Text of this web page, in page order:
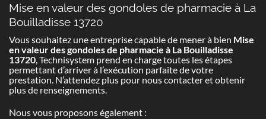
Mise en valeur des gondoles de pharmacie à La
Bouilladisse 13720
Vous souhaitez une entreprise capable de mener à bien Mise
en valeur des gondoles de pharmacie à La Bouilladisse
13720, Technisystem prend en charge toutes les étapes
permettant d’arriver à l’exécution parfaite de votre
prestation. N’attendez plus pour nous contacter et obtenir
plus de renseignements.
Nous vous proposons également :